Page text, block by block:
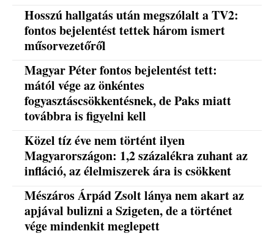
Hosszú hallgatás után megszólalt a TV2:
fontos bejelentést tettek három ismert
műsorvezetőről
Magyar Péter fontos bejelentést tett:
mától vége az önkéntes
fogyasztáscsökkentésnek, de Paks miatt
továbbra is figyelni kell
Közel tíz éve nem történt ilyen
Magyarországon: 1,2 százalékra zuhant az
infláció, az élelmiszerek ára is csökkent
Mészáros Árpád Zsolt lánya nem akart az
apjával bulizni a Szigeten, de a történet
vége mindenkit meglepett